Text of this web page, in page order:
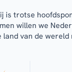
is trotse
willen we
van de wereld